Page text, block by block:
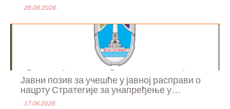
26.06.2026.
Јавни позив за учешће у јавној расправи о
нацрту Стратегије за унапређење у...
17.06.2026.